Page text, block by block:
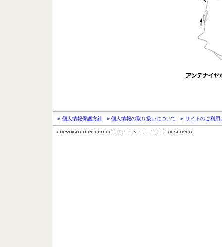
個人情報保護方針 個人情報の取り扱いについて サイトのご利用